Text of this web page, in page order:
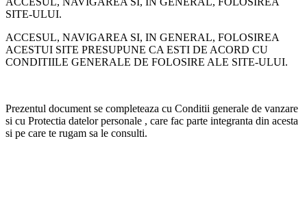
SITE-ULUI.
ACCESUL, NAVIGAREA SI, IN GENERAL, FOLOSIREA
ACESTUI SITE PRESUPUNE CA ESTI DE ACORD CU
CONDITIILE GENERALE DE FOLOSIRE ALE SITE-ULUI.
Prezentul document se completeaza cu Conditii generale de vanzare
si cu Protectia datelor personale , care fac parte integranta din acesta
si pe care te rugam sa le consulti.